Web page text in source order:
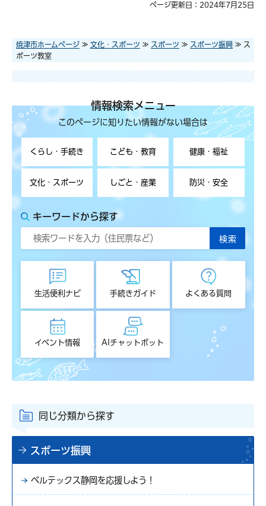
ページ更新日：2024年7月25日
焼津市ホームページ ≫ 文化・スポーツ ≫ スポーツ ≫ スポーツ振興 ≫ ス
ポーツ教室
情報検索メニュー
このページに知りたい情報がない場合は
くらし・手続き こども・教育 健康・福祉
文化・スポーツ しごと・産業 防災・安全
キーワードから探す
生活便利ナビ 手続きガイド よくある質問
イベント情報 AIチャットボット
同じ分類から探す
スポーツ振興
ベルテックス静岡を応援しよう！